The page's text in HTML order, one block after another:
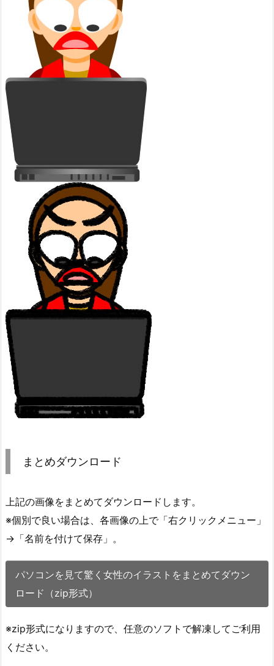
まとめダウンロード
上記の画像をまとめてダウンロードします。
※個別で良い場合は、各画像の上で「右クリックメニュー」
→「名前を付けて保存」。
パソコンを見て驚く女性のイラストをまとめてダウン
ロード（zip形式）
※zip形式になりますので、任意のソフトで解凍してご利用
ください。